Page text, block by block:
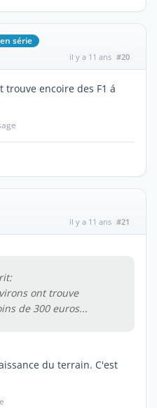
série
il y a 11 ans #20
trouve encoire des F1 á
il y a 11 ans #21
ont trouve
de 300 euros...
du terrain. C'est